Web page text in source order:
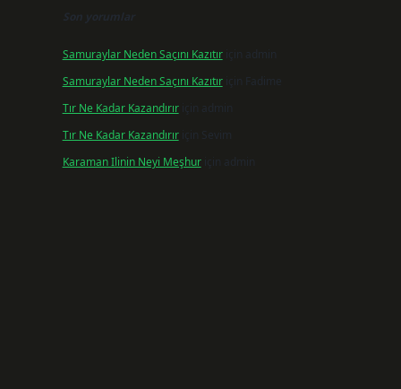
Son yorumlar
Samuraylar Neden Saçını Kazıtıriçin
admin
Samuraylar Neden Saçını Kazıtıriçin
Fadime
Tır Ne Kadar Kazandırıriçin
admin
Tır Ne Kadar Kazandırıriçin Sevim
Karaman Ilinin Neyi Meşhuriçin admin